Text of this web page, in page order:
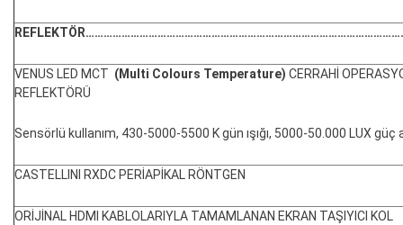
REFLEKTÖR
VENUS LED MCT (Multi Colours Temperature) CERRAHİ
REFLEKTÖRÜ
Sensörlü kullanım, 430-5000-5500 K gün ışığı, 5000-50.000 LUX güç
CASTELLINI RXDC PERİAPİKAL RÖNTGEN
ORİJİNAL HDMI KABLOLARIYLA TAMAMLANAN EKRAN TAŞIYICI KOL